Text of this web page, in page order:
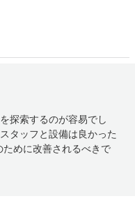
探索するのが容易でし
タッフと設備は良かった
めに改善されるべきで